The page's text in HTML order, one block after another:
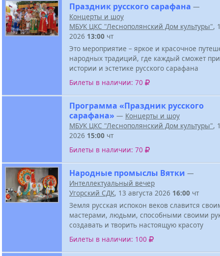
Праздник русского сарафана —
Концерты и шоу
МБУК ЦКС "Леснополянский Дом культуры",
2026 13:00 чт
Это мероприятие – яркое и красочное
народных традиций, где каждый сможет
истории и эстетике русского сарафана
Билеты в наличии: 70
Программа «Праздник русского
сарафана» — Концерты и шоу
МБУК ЦКС "Леснополянский Дом культуры",
2026 15:00 чт
Билеты в наличии: 70
Народные промыслы Вятки —
Интеллектуальный вечер
Угорский СДК, 13 августа 2026 16:00 чт
Земля русская испокон веков славится
мастерами, людьми, способными своими
создавать и творить настоящую красоту
Билеты в наличии: 100